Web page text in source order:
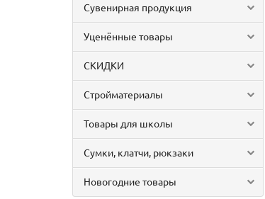
Сувенирная продукция
Уценённые товары
СКИДКИ
Стройматериалы
Товары для школы
Сумки, клатчи, рюкзаки
Новогодние товары